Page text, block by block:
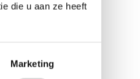
die u aan ze heeft
Marketing